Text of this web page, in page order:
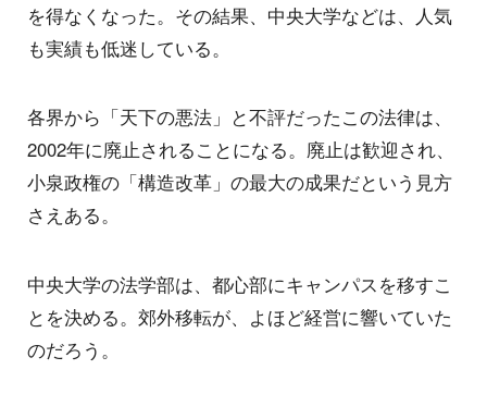
を得なくなった。その結果、中央大学などは、人気
も実績も低迷している。
各界から「天下の悪法」と不評だったこの法律は、
2002年に廃止されることになる。廃止は歓迎され、
小泉政権の「構造改革」の最大の成果だという見方
さえある。
中央大学の法学部は、都心部にキャンパスを移すこ
とを決める。郊外移転が、よほど経営に響いていた
のだろう。